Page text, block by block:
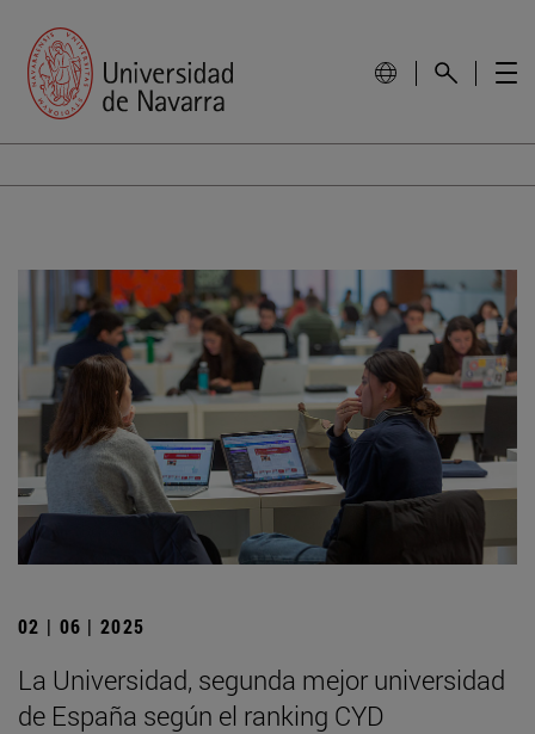
02 | 06 | 2025
La Universidad, segunda mejor universidad
de España según el ranking CYD